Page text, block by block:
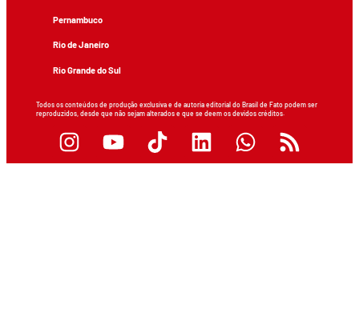
Pernambuco
Rio de Janeiro
Rio Grande do Sul
Todos os conteúdos de produção exclusiva e de autoria editorial do Brasil de Fato podem ser
reproduzidos, desde que não sejam alterados e que se deem os devidos créditos.